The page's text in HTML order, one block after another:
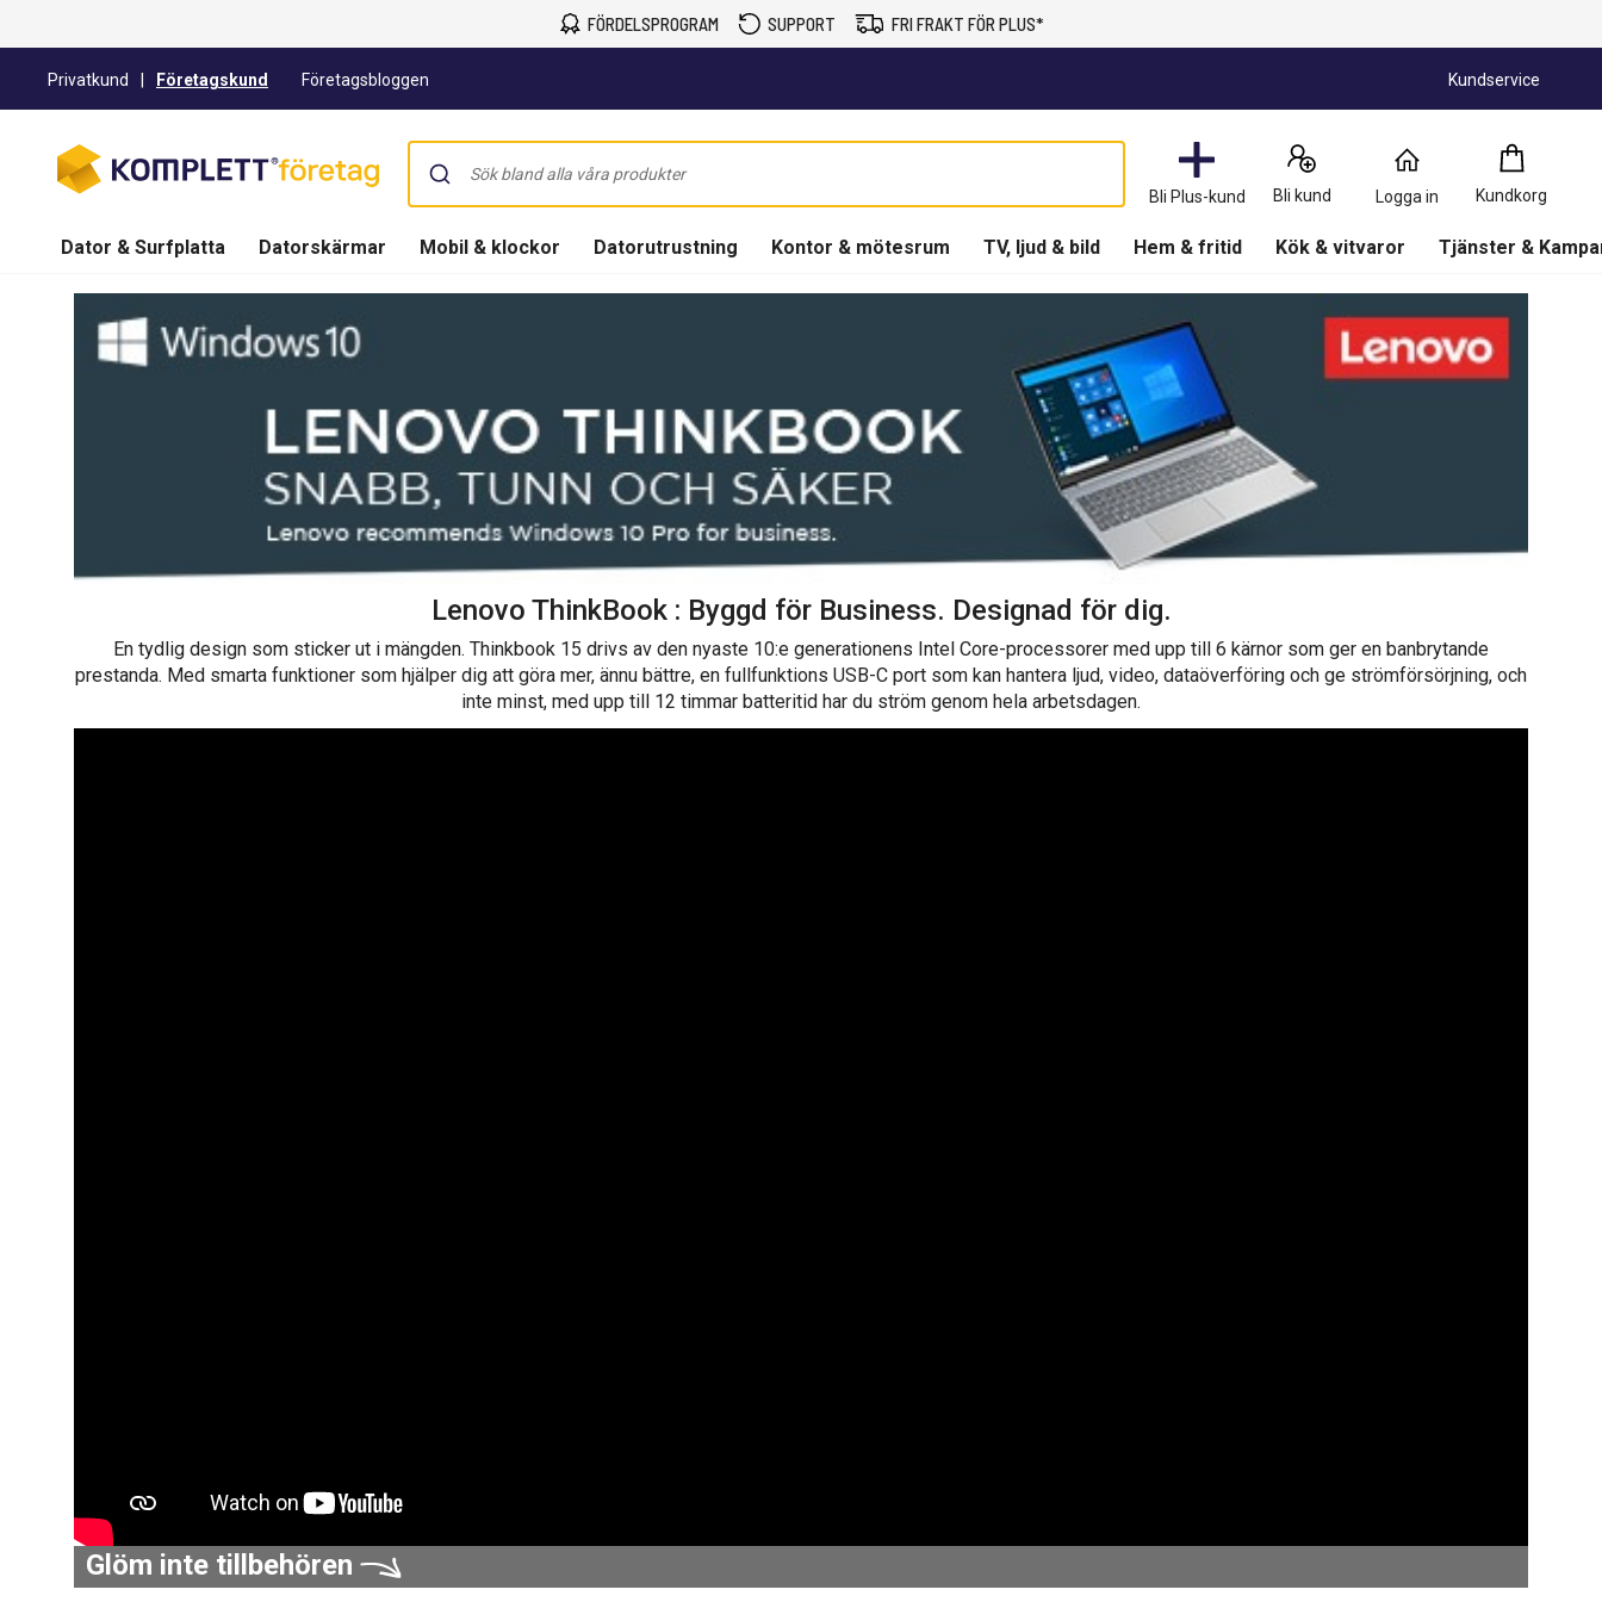
FÖRDELSPROGRAM SUPPORT FRI FRAKT FÖR PLUS*
Privatkund Företagskund Företagsbloggen Kundservice
Bli Plus-kund Bli kund Logga in Kundkorg
Kundkorg
0
Produkter
Dator & Surfplatta Datorskärmar Mobil & klockor Datorutrustning Kontor & mötesrum TV, ljud & bild Hem & fritid Kök & vitvaror Tjänster &
Lenovo ThinkBook : Byggd för Business. Designad för dig.
En tydlig design som sticker ut i mängden. Thinkbook 15 drivs av den nyaste 10:e generationens Intel Core-processorer med upp till 6 kärnor som ger en banbrytande
prestanda. Med smarta funktioner som hjälper dig att göra mer, ännu bättre, en fullfunktions USB-C port som kan hantera ljud, video, dataöverföring och ge strömförsörjning, och
inte minst, med upp till 12 timmar batteritid har du ström genom hela arbetsdagen.
Glöm inte tillbehören